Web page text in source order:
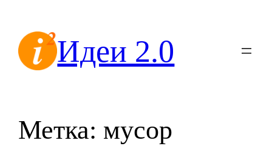
содержимомуИдеи 2.0
Метка: мусор